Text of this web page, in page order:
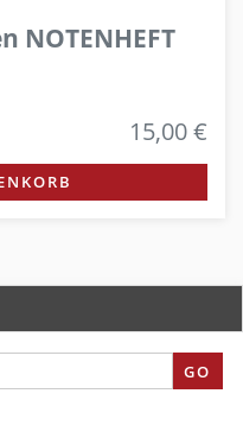
NOTENHEFT
15,00 €
GO